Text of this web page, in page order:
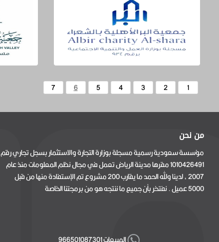
1
2
3
4
5
6
7
من نحن
مؤسسة سعودية رسمية مسجلة بوزارة التجارة والاستثمار بسجل تجاري رقم
1010426491 مقرها مدينة الرياض تعمل في مجال نظم المعلومات منذ عام
2007 ، لدينا ولله الحمد ما يقارب 200 مشروع تم الإستفادة منها من قبل
5000 عميل . نفتخر بأن جميع ما ننتجه هو من برمجتنا الخاصة